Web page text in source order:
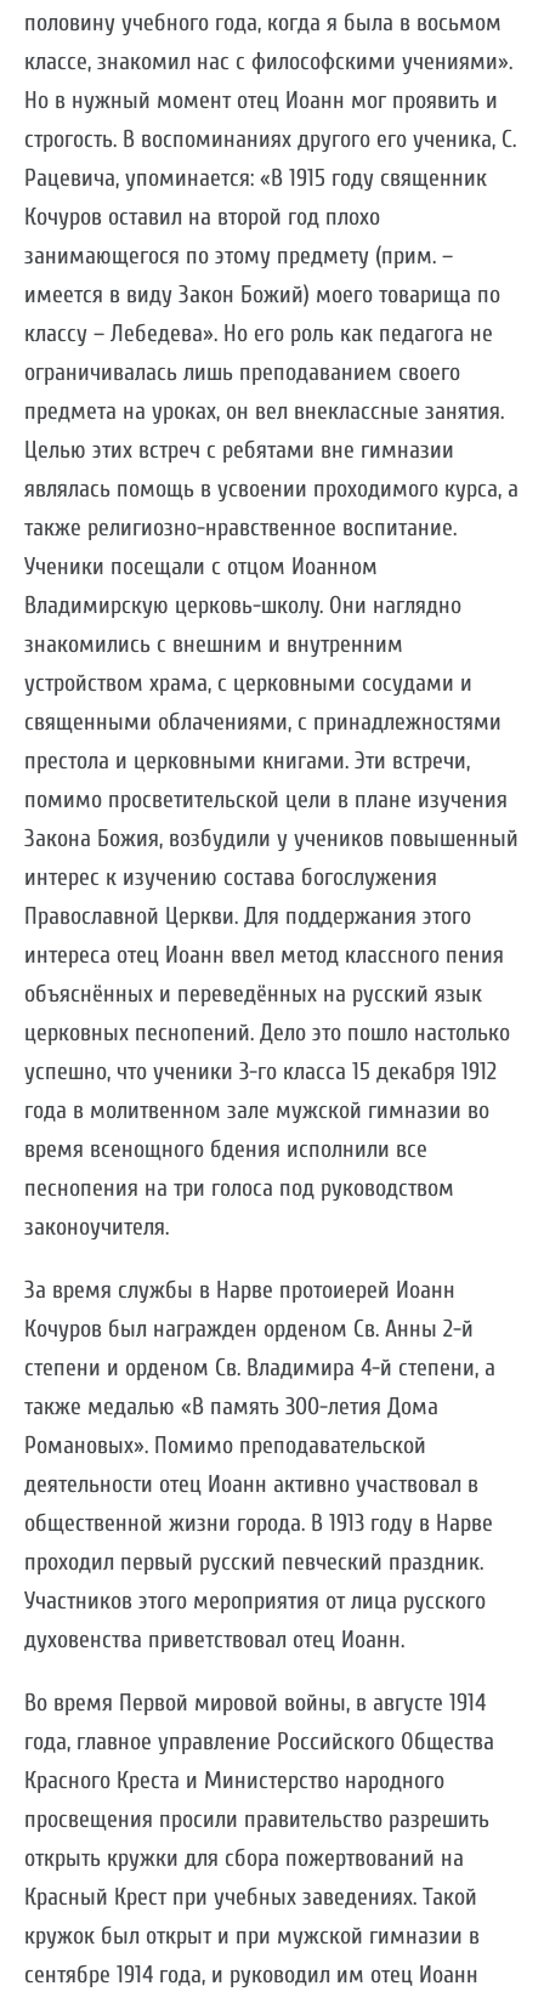
половину учебного года, когда я была в восьмом
классе, знакомил нас с философскими учениями».
Но в нужный момент отец Иоанн мог проявить и
строгость. В воспоминаниях другого его ученика, С.
Рацевича, упоминается: «В 1915 году священник
Кочуров оставил на второй год плохо
занимающегося по этому предмету (прим. –
имеется в виду Закон Божий) моего товарища по
классу – Лебедева». Но его роль как педагога не
ограничивалась лишь преподаванием своего
предмета на уроках, он вел внеклассные занятия.
Целью этих встреч с ребятами вне гимназии
являлась помощь в усвоении проходимого курса, а
также религиозно-нравственное воспитание.
Ученики посещали с отцом Иоанном
Владимирскую церковь-школу. Они наглядно
знакомились с внешним и внутренним
устройством храма, с церковными сосудами и
священными облачениями, с принадлежностями
престола и церковными книгами. Эти встречи,
помимо просветительской цели в плане изучения
Закона Божия, возбудили у учеников повышенный
интерес к изучению состава богослужения
Православной Церкви. Для поддержания этого
интереса отец Иоанн ввел метод классного пения
объяснённых и переведённых на русский язык
церковных песнопений. Дело это пошло настолько
успешно, что ученики 3-го класса 15 декабря 1912
года в молитвенном зале мужской гимназии во
время всенощного бдения исполнили все
песнопения на три голоса под руководством
законоучителя.
За время службы в Нарве протоиерей Иоанн
Кочуров был награжден орденом Св. Анны 2-й
степени и орденом Св. Владимира 4-й степени, а
также медалью «В память 300-летия Дома
Романовых». Помимо преподавательской
деятельности отец Иоанн активно участвовал в
общественной жизни города. В 1913 году в Нарве
проходил первый русский певческий праздник.
Участников этого мероприятия от лица русского
духовенства приветствовал отец Иоанн.
Во время Первой мировой войны, в августе 1914
года, главное управление Российского Общества
Красного Креста и Министерство народного
просвещения просили правительство разрешить
открыть кружки для сбора пожертвований на
Красный Крест при учебных заведениях. Такой
кружок был открыт и при мужской гимназии в
сентябре 1914 года, и руководил им отец Иоанн